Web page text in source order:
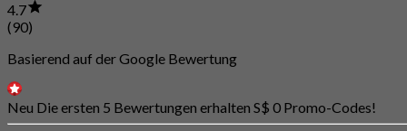
4.7
(90)
Basierend auf der Google Bewertung
Neu Die ersten 5 Bewertungen erhalten S$ 0 Promo-Codes!